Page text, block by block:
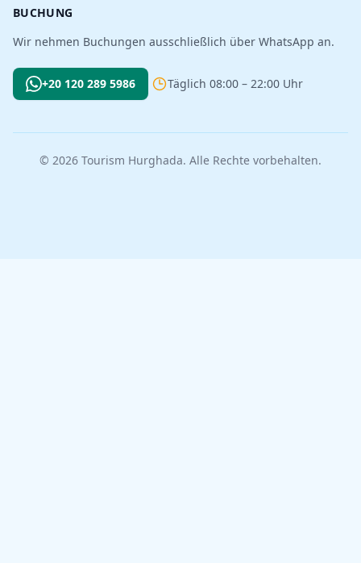
BUCHUNG
Wir nehmen Buchungen ausschließlich über WhatsApp an.
+20 120 289 5986 Täglich 08:00 – 22:00 Uhr
© 2026 Tourism Hurghada. Alle Rechte vorbehalten.